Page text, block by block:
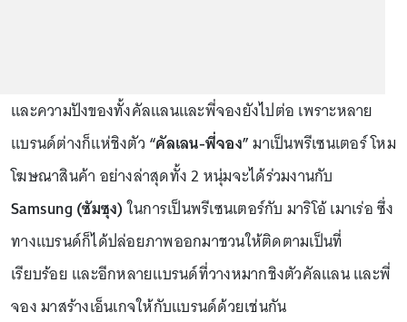
และความปังของทั้งคัลแลนและพี่จองยังไปต่อ เพราะหลาย
แบรนด์ต่างก็แห่ชิงตัว “คัลเลน-พี่จอง”มาเป็นพรีเซนเตอร์ โหม
โฆษณาสินค้า อย่างล่าสุดทั้ง 2 หนุ่มจะได้ร่วมงานกับ
Samsung (ซัมซุง)ในการเป็นพรีเซนเตอร์กับ มาริโอ้ เมาเร่อ ซึ่ง
ทางแบรนด์ก็ได้ปล่อยภาพออกมาชวนให้ติดตามเป็นที่
เรียบร้อย และอีกหลายแบรนด์ที่วางหมากชิงตัวคัลแลน และพี่
จอง มาสร้างเอ็นเกจให้กับแบรนด์ด้วยเช่นกัน